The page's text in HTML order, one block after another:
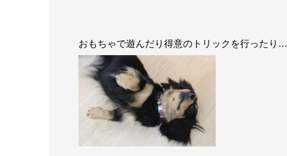
おもちゃで遊んだり得意のトリックを行ったり…